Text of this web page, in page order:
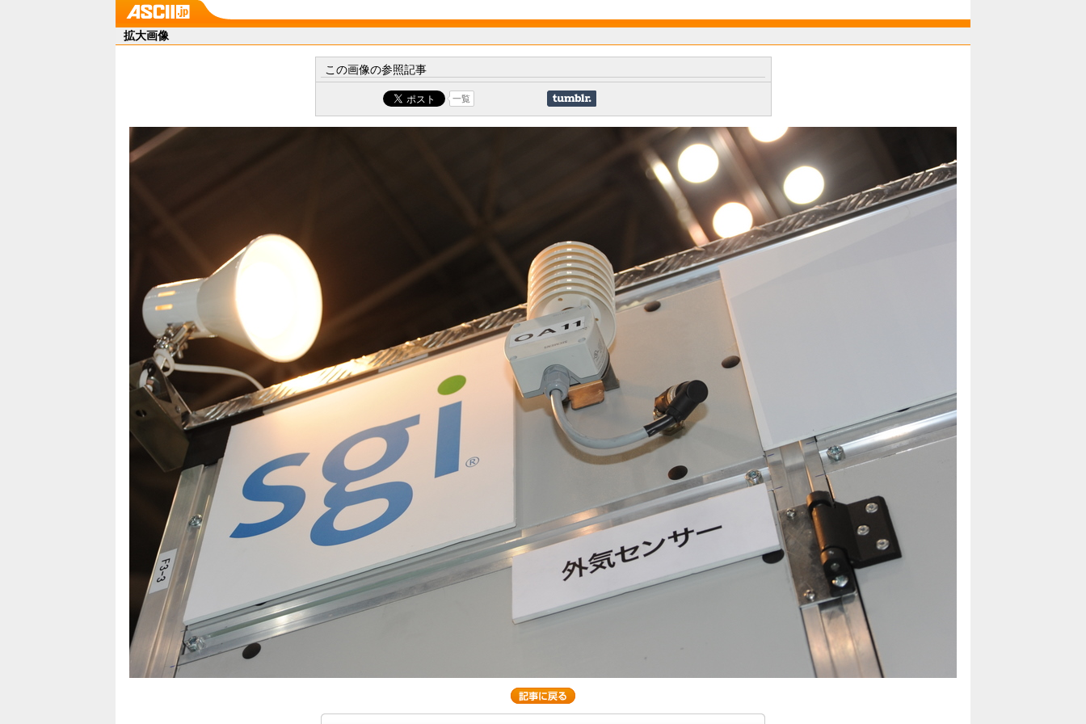
拡大画像
この画像の参照記事
一覧